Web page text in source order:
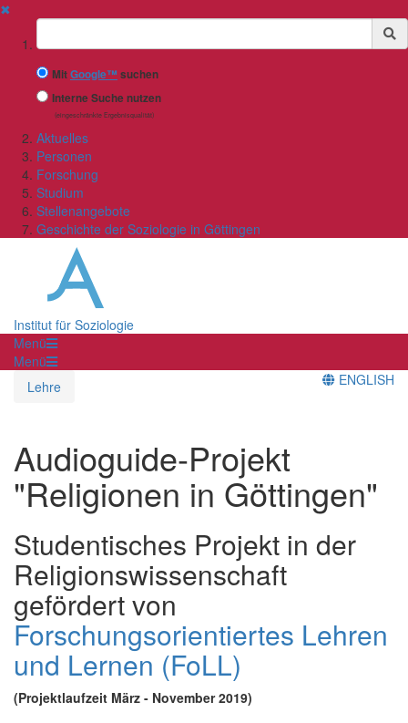
✖
Suchbegriff
MitGoogle™ suchen
Interne Suche nutzen
(eingeschränkte Ergebnisqualität)
Aktuelles
Personen
Forschung
Studium
Stellenangebote
Geschichte der Soziologie in Göttingen
Institut für Soziologie
Menü
Menü
Lehre
ENGLISH
Audioguide-Projekt
"Religionen in Göttingen"
Studentisches Projekt in der
Religionswissenschaft
gefördert von
Forschungsorientiertes Lehren
und Lernen (FoLL)
(Projektlaufzeit März - November 2019)